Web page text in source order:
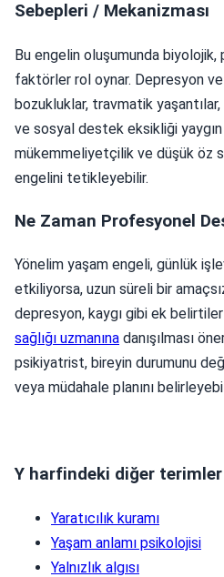
Sebepleri / Mekanizması
Bu engelin oluşumunda
faktörler rol oynar. Depresyon
bozukluklar, travmatik
ve sosyal destek eksikliği
mükemmeliyetçilik ve düşük öz
engelini tetikleyebilir.
Ne Zaman Profesyonel
Yönelim yaşam engeli, günlük
etkiliyorsa, uzun süreli bir
depresyon, kaygı gibi ek
sağlığı uzmanına danışılması
psikiyatrist, bireyin durumunu
veya müdahale planını
Y harfindeki diğer terimler
Yaratıcılık kuramı
Yaşam anlamı psikolojisi
Yalnızlık algısı